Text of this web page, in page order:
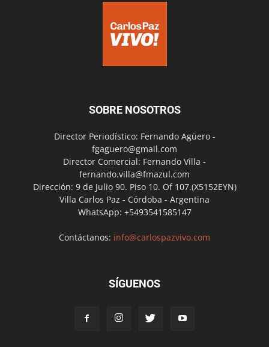
SOBRE NOSOTROS
Director Periodístico: Fernando Agüero -
fgaguero@gmail.com
Director Comercial: Fernando Villa -
fernando.villa@fmazul.com
Dirección: 9 de Julio 90. Piso 10. Of 107.(X5152EYN)
Villa Carlos Paz - Córdoba - Argentina
WhatsApp: +5493541585147
Contáctanos: info@carlospazvivo.com
SÍGUENOS